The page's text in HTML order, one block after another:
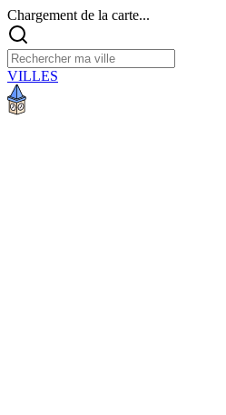
Chargement de la carte...
VILLES